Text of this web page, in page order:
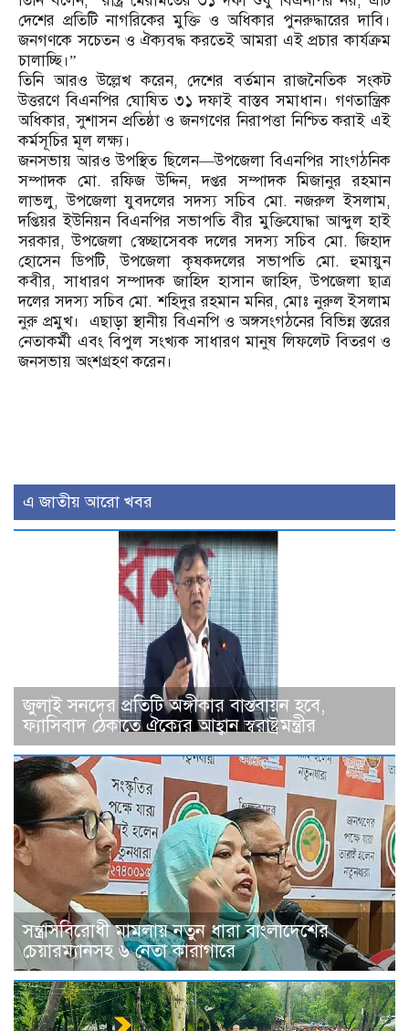
দেশের প্রতিটি নাগরিকের মুক্তি ও অধিকার পুনরুদ্ধারের দাবি।
জনগণকে সচেতন ও ঐক্যবদ্ধ করতেই আমরা এই প্রচার কার্যক্রম
চালাচ্ছি।”
তিনি আরও উল্লেখ করেন, দেশের বর্তমান রাজনৈতিক সংকট
উত্তরণে বিএনপির ঘোষিত ৩১ দফাই বাস্তব সমাধান। গণতান্ত্রিক
অধিকার, সুশাসন প্রতিষ্ঠা ও জনগণের নিরাপত্তা নিশ্চিত করাই এই
কর্মসূচির মূল লক্ষ্য।
জনসভায় আরও উপস্থিত ছিলেন—উপজেলা বিএনপির সাংগঠনিক
সম্পাদক মো. রফিজ উদ্দিন, দপ্তর সম্পাদক মিজানুর রহমান
লাভলু, উপজেলা যুবদলের সদস্য সচিব মো. নজরুল ইসলাম,
দপ্তিয়র ইউনিয়ন বিএনপির সভাপতি বীর মুক্তিযোদ্ধা আব্দুল হাই
সরকার, উপজেলা স্বেচ্ছাসেবক দলের সদস্য সচিব মো. জিহাদ
হোসেন ডিপটি, উপজেলা কৃষকদলের সভাপতি মো. হুমায়ুন
কবীর, সাধারণ সম্পাদক জাহিদ হাসান জাহিদ, উপজেলা ছাত্র
দলের সদস্য সচিব মো. শহিদুর রহমান মনির, মোঃ নুরুল ইসলাম
নুরু প্রমুখ। এছাড়া স্থানীয় বিএনপি ও অঙ্গসংগঠনের বিভিন্ন স্তরের
নেতাকর্মী এবং বিপুল সংখ্যক সাধারণ মানুষ লিফলেট বিতরণ ও
জনসভায় অংশগ্রহণ করেন।
এ জাতীয় আরো খবর
জুলাই সনদের প্রতিটি অঙ্গীকার বাস্তবায়ন হবে,
ফ্যাসিবাদ ঠেকাতে ঐক্যের আহ্বান স্বরাষ্ট্রমন্ত্রীর
সন্ত্রাসবিরোধী মামলায় নতুন ধারা বাংলাদেশের
চেয়ারম্যানসহ ৬ নেতা কারাগারে